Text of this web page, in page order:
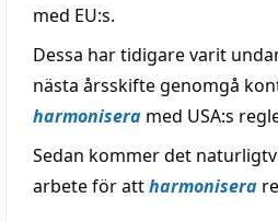
med EU:s.
Dessa har tidigare varit
nästa årsskifte genomgå
harmonisera med USA:s
Sedan kommer det
arbete för attharmonisera